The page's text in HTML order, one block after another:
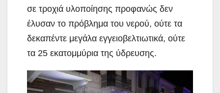
σε τροχιά υλοποίησης προφανώς δεν
έλυσαν το πρόβλημα του νερού, ούτε τα
δεκαπέντε μεγάλα εγγειοβελτιωτικά, ούτε
τα 25 εκατομμύρια της ύδρευσης.